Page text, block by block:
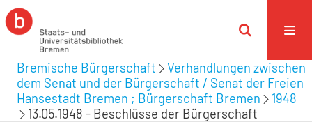
Bremische Bürgerschaft
Verhandlungen zwischen
dem Senat und der Bürgerschaft / Senat der Freien
Hansestadt Bremen ; Bürgerschaft Bremen
1948
13.05.1948 - Beschlüsse der Bürgerschaft